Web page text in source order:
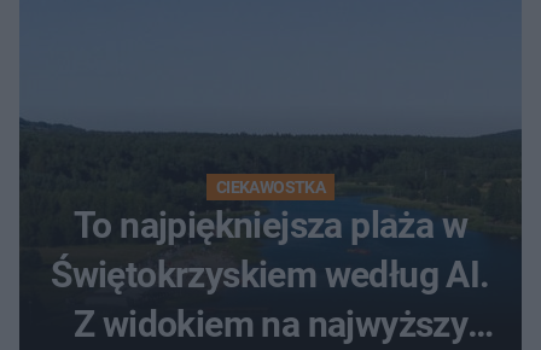
CIEKAWOSTKA
To najpiękniejsza plaża w
Świętokrzyskiem według AI.
Z widokiem na najwyższy